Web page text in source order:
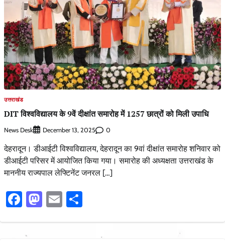
उत्तराखंड
DIT विश्वविद्यालय के 9वें दीक्षांत समारोह में 1257 छात्रों को मिली उपाधि
News Desk December 13, 2025 0
देहरादून। डीआईटी विश्वविद्यालय, देहरादून का 9वां दीक्षांत समारोह शनिवार को
डीआईटी परिसर में आयोजित किया गया। समारोह की अध्यक्षता उत्तराखंड के
माननीय राज्यपाल लेफ्टिनेंट जनरल […]
Facebook
Mastodon
Email